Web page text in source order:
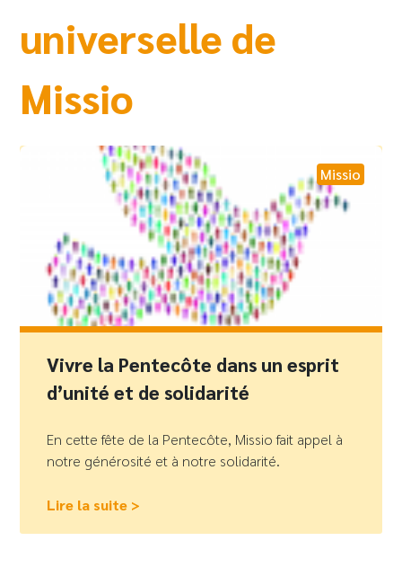
universelle de
Missio
Missio
Vivre la Pentecôte dans un esprit
d’unité et de solidarité
En cette fête de la Pentecôte, Missio fait appel à
notre générosité et à notre solidarité.
Lire la suite >